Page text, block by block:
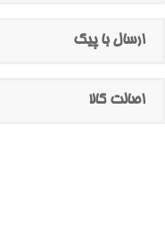
ارسال با پیک
اصالت کالا